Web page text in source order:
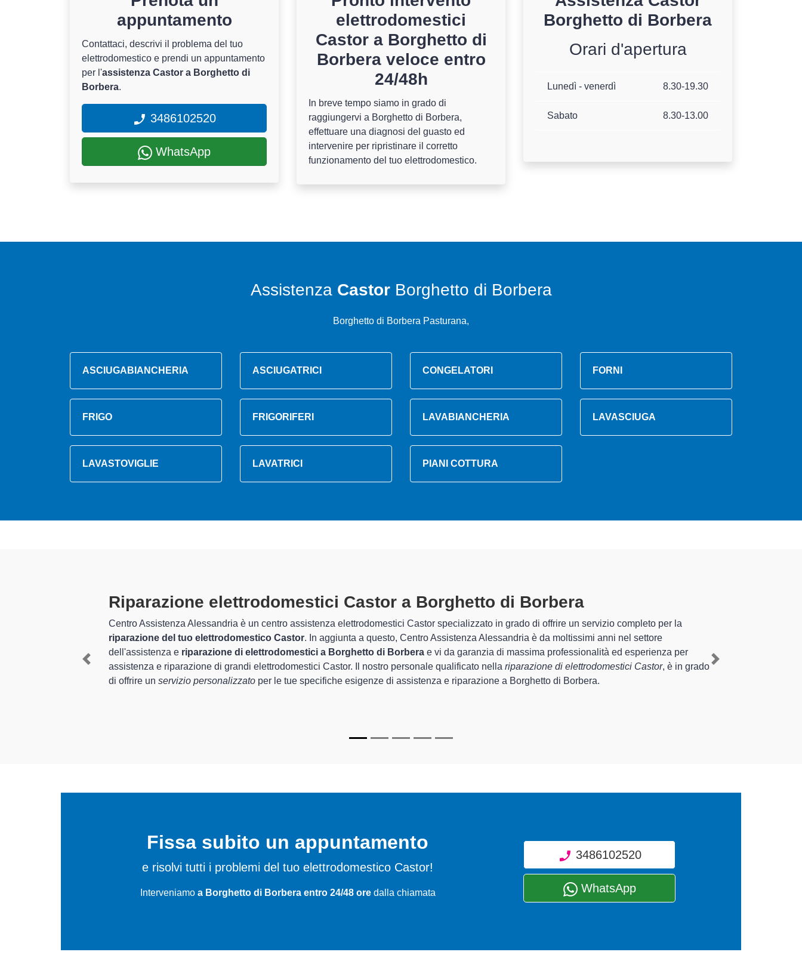
appuntamento
Contattaci, descrivi il problema del tuo
elettrodomestico e prendi un appuntamento
per l'assistenza Castor a Borghetto di
Borbera.
3486102520
WhatsApp
elettrodomestici
Castor a Borghetto di
Borbera veloce entro
24/48h
In breve tempo siamo in grado di
raggiungervi a Borghetto di Borbera,
effettuare una diagnosi del guasto ed
intervenire per ripristinare il corretto
funzionamento del tuo elettrodomestico.
Borghetto di Borbera
Orari d'apertura
Lunedì - venerdì 8.30-19.30
Sabato 8.30-13.00
Assistenza CastorBorghetto di Borbera
Borghetto di Borbera Pasturana,
ASCIUGABIANCHERIA ASCIUGATRICI CONGELATORI FORNI
FRIGO FRIGORIFERI LAVABIANCHERIA LAVASCIUGA
LAVASTOVIGLIE LAVATRICI PIANI COTTURA
Tecnici Elettrodomestici Castor A Borghetto Di Borbera
altamente preparati
I tecnici specializzati di Centro Assistenza Alessandria sono in grado di garantire al cliente esperienza pluriennale nel territorio di Borghetto di
Borbera e provincia per quel che riguarda la sistemazione e lariparazione del tuo elettrodomestico Castor a Borghetto di Borbera,
mediante il ripristino rapido del corretto funzionamento degli apparecchi.
In più,i tecnici Castor specializzati di Centro Assistenza Alessandria sono in grado di fornire interventi di diverse tipologie sugli
Previous Next
Fissa subito un appuntamento
e risolvi tutti i problemi del tuo elettrodomestico Castor!
Interveniamo a Borghetto di Borbera entro 24/48 oredalla chiamata
3486102520
WhatsApp